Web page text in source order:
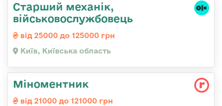
Стаpший механік,
військовослужбовець
від 25000 до 125000 грн
Київ, Київська область
Міноментник
від 21000 до 121000 грн